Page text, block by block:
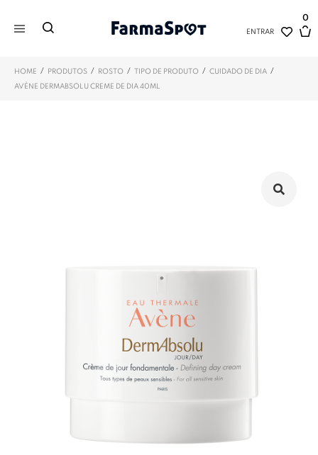
ENTRAR
0
HOME / PRODUTOS / ROSTO / TIPO DE PRODUTO / CUIDADO DE DIA /
AVÈNE DERMABSOLU CREME DE DIA 40ML